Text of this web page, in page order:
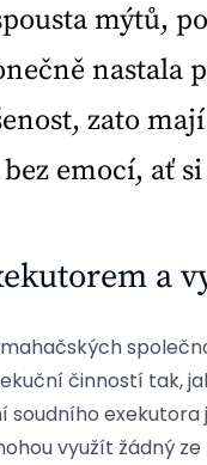
mýtů,
nastala
zato
emocí, ať
a
činností tak,
využít žádný